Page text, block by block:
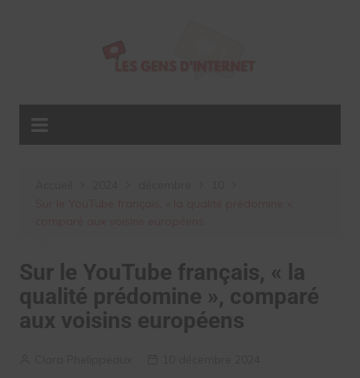
Sur le YouTube français, « la
qualité prédomine », comparé
aux voisins européens